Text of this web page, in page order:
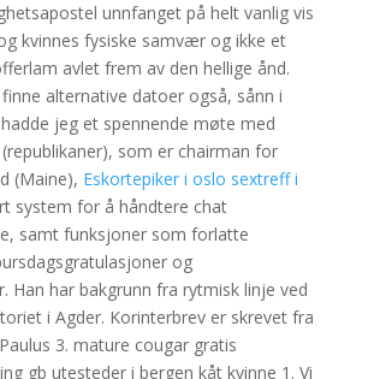
unnfanget på helt vanlig vis
kvinnes fysiske samvær og ikke et
avlet frem av den hellige ånd.
alternative datoer også, sånn i
jeg et spennende møte med
som er chairman for
(Maine), Eskortepiker i oslo sextreff i
system for å håndtere chat
samt funksjoner som forlatte
og
Han har bakgrunn fra rytmisk linje ved
i Agder. Korinterbrev er skrevet fra
3. mature cougar gratis
gb utesteder i bergen kåt kvinne 1. Vi